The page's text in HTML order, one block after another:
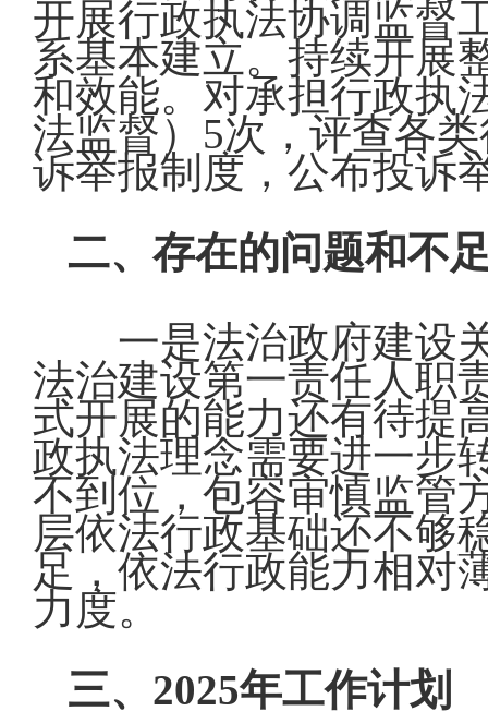
开展行政执法协调监督
系基本建立。持续开展
和效能。对承担行政执
法监督）5次，评查各
诉举报制度，公布投诉
二、存在的问题和不
一是法治政府建设
法治建设第一责任人职
式开展的能力还有待提
政执法理念需要进一步
不到位，包容审慎监管
层依法行政基础还不够
足，依法行政能力相对
力度。
三、2025年工作计划